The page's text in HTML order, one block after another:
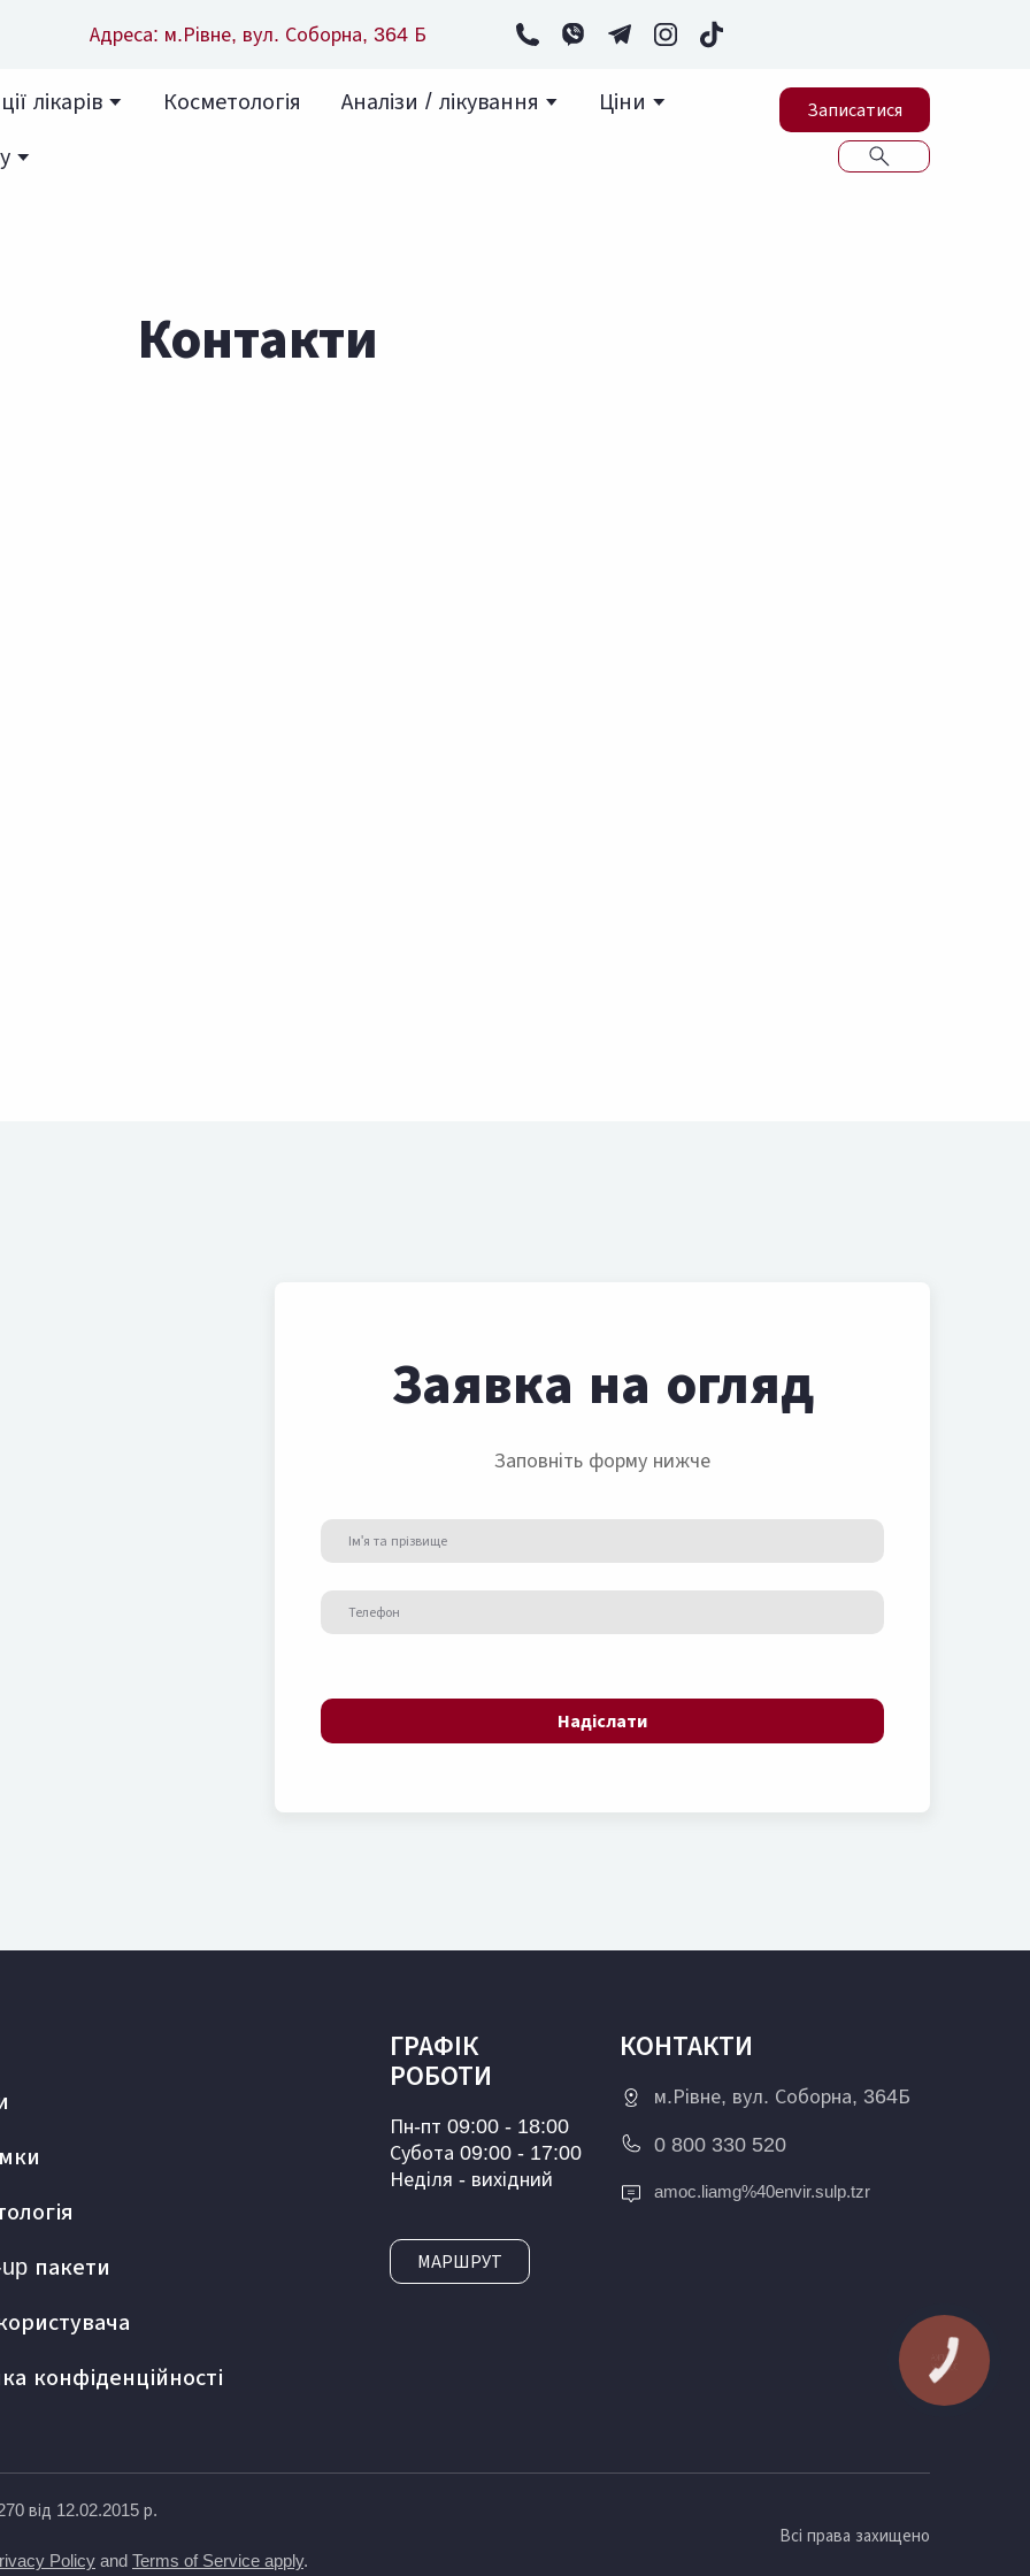
Адреса: м.Рівне, вул. Соборна, 364 Б
лікарів Косметологія Аналізи / лікування Ціни Записатися
Контакти
Заявка на огляд
Заповніть форму нижче
Надіслати
пакети
конфіденційності
ГРАФІК
РОБОТИ
Пн-пт 09:00 - 18:00
Субота 09:00 - 17:00
Неділя - вихідний
МАРШРУТ
КОНТАКТИ
м.Рівне, вул. Соборна, 364Б
0 800 330 520
amoc.liamg%40envir.sulp.tzr
від 12.02.2015 р.
Policy and Terms of Service apply.
Всі права захищено
КНОПКА
ЗВ'ЯЗКУ